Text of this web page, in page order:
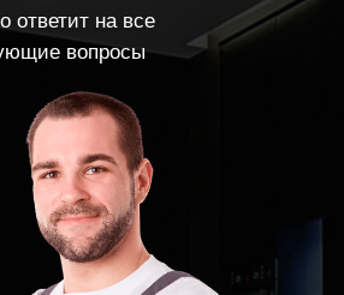
ответит на все
вопросы